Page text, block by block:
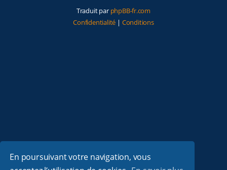
En poursuivant votre navigation, vous
Traduit par phpBB-fr.com
Confidentialité | Conditions